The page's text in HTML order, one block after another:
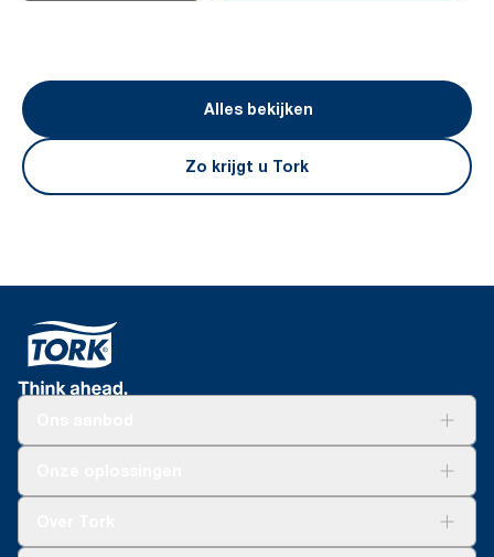
Alles bekijken
Zo krijgt u Tork